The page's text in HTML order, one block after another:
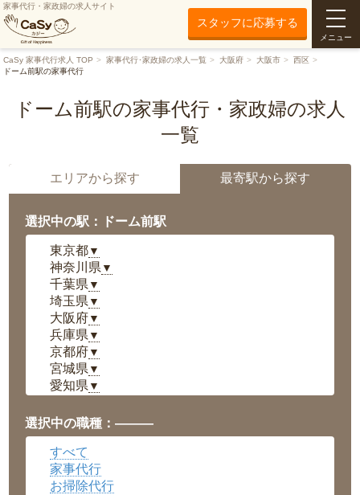
家事代行・家政婦の求人サイト
スタッフに応募する
メニュー
CaSy 家事代行求人 TOP 家事代行･家政婦の求人一覧 大阪府 大阪市
西区
ドーム前駅の家事代行
ドーム前駅の家事代行・家政婦の求人
一覧
エリアから探す 最寄駅から探す
選択中の駅：ドーム前駅
東京都▼
神奈川県 ▼
千葉県 ▼
埼玉県 ▼
大阪府▼
兵庫県 ▼
京都府▼
宮城県 ▼
愛知県 ▼
岡山県▼
広島県▼
沖縄県
選択中の職種：———
すべて
家事代行
お掃除代行